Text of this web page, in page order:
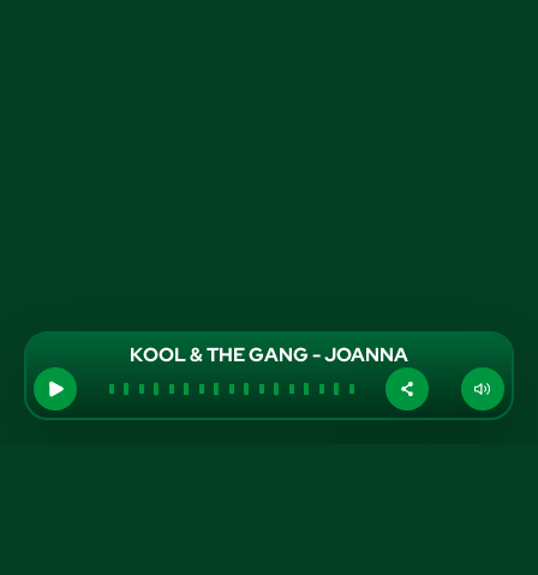
KOOL & THE GANG - JOANNA